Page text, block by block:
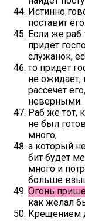
Истинно
поставит его.
Если же раб
придет
служанок,
то придет
не ожидает,
рассечет
неверными.
Раб же тот,
не был
много;
а который
бит будет
много и
больше
Огонь
как желал
Крещением